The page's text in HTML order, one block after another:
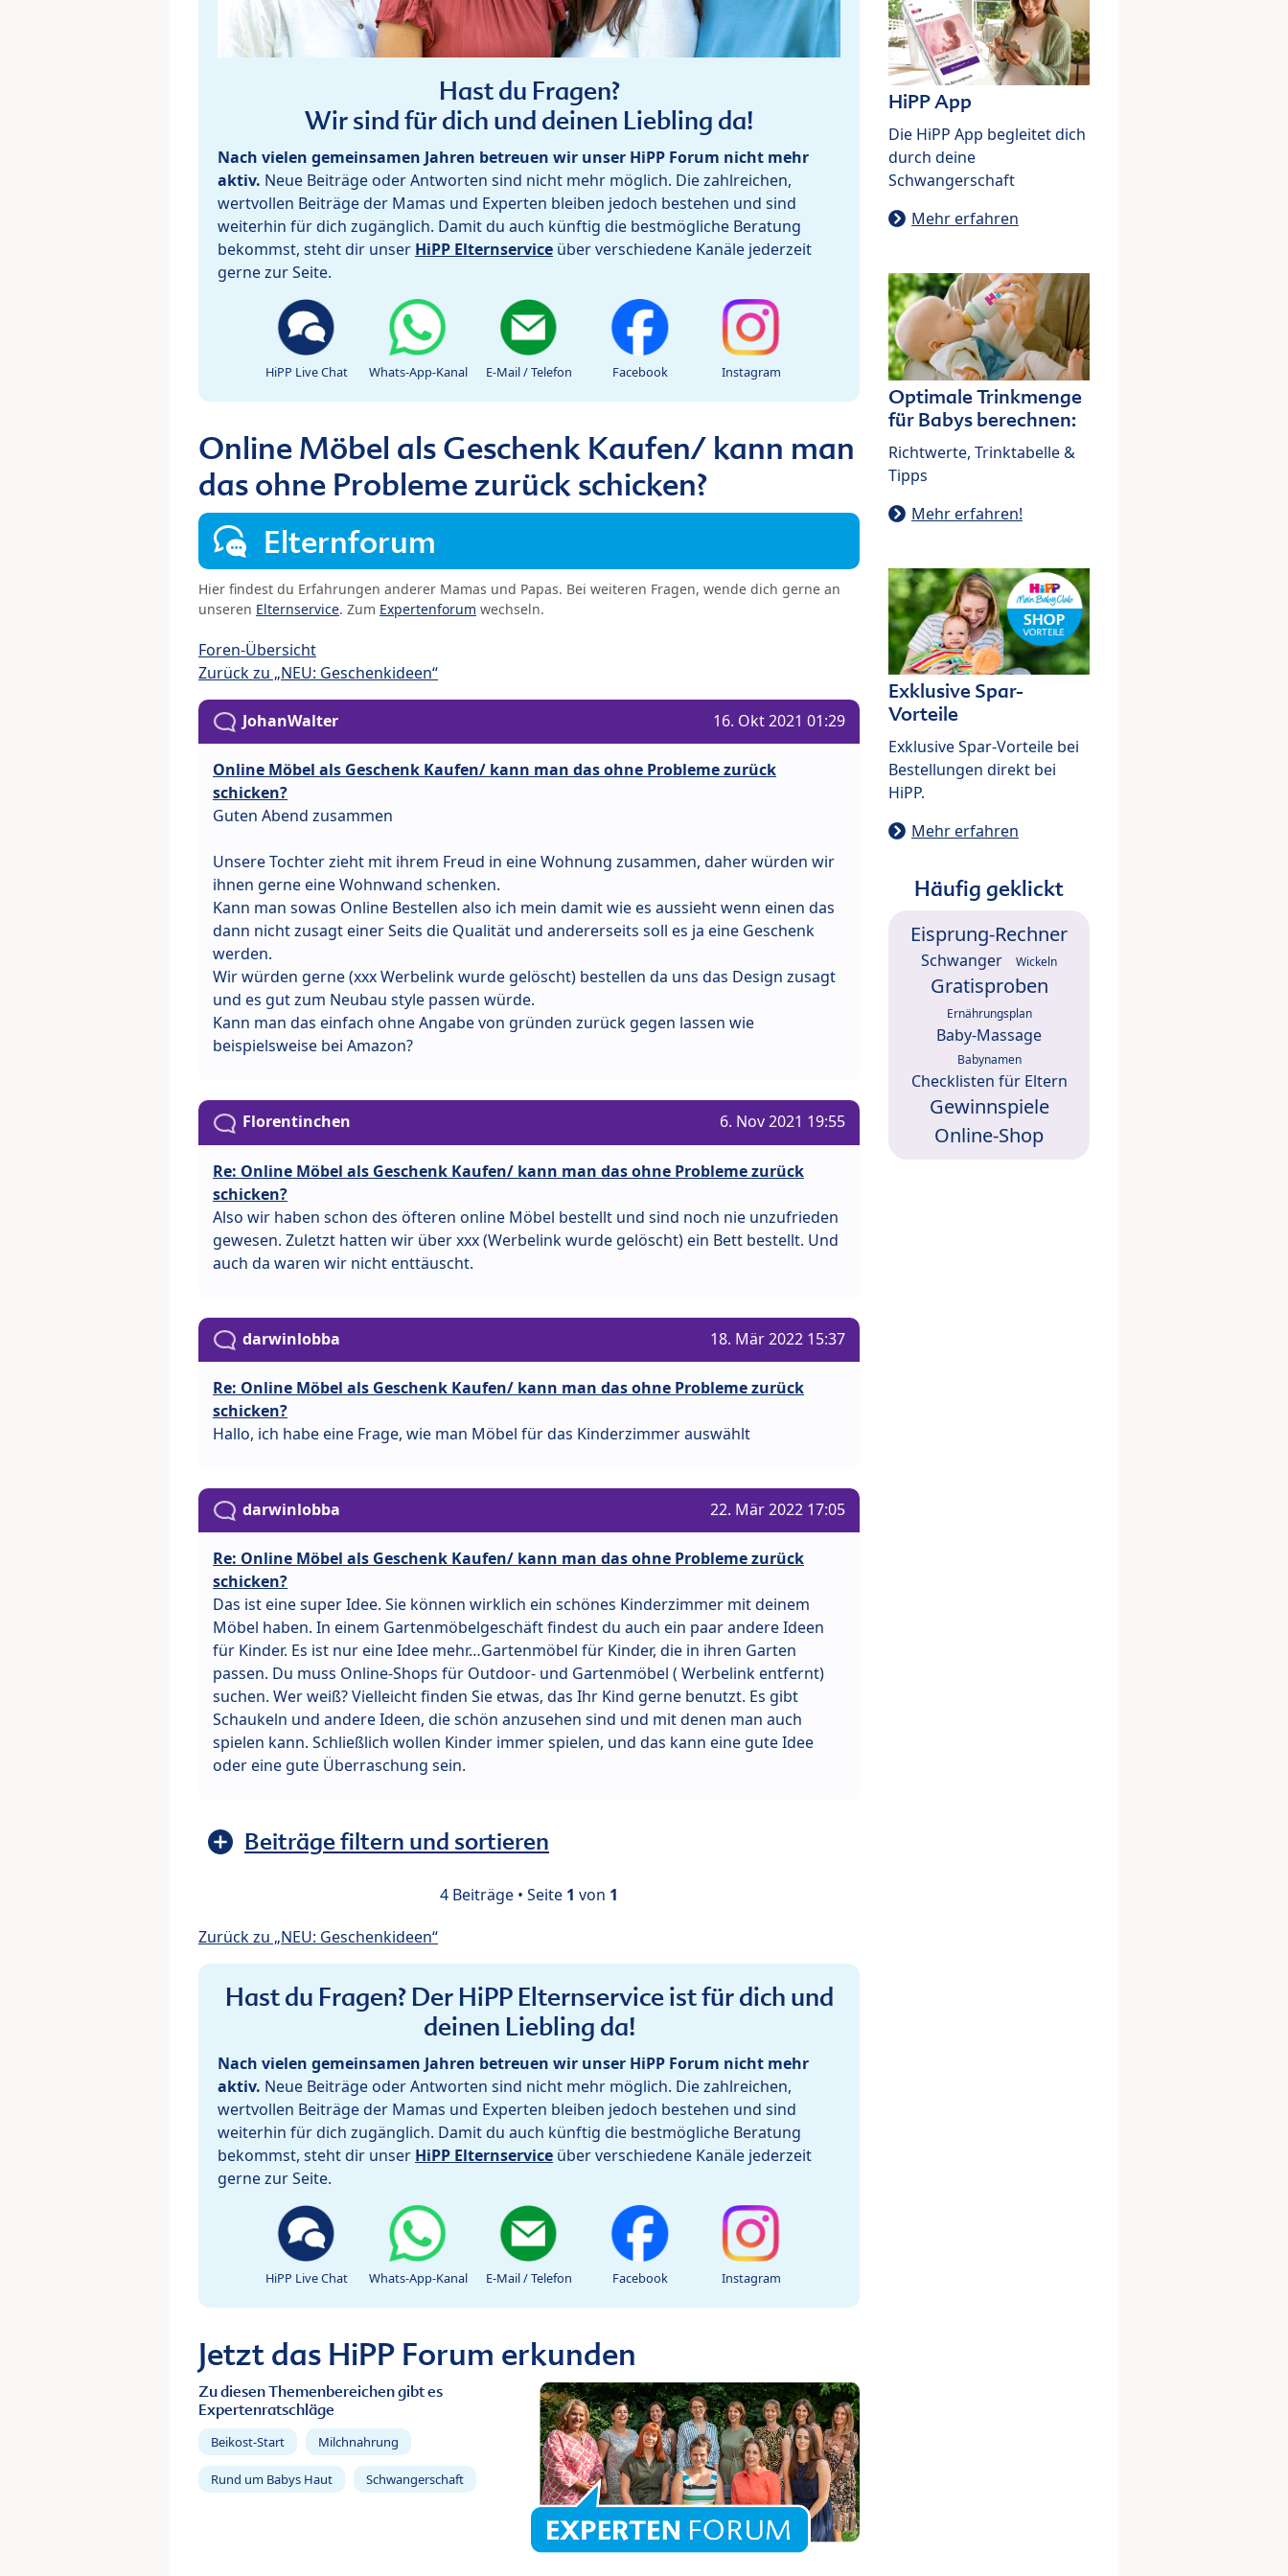
Hast du Fragen?
Wir sind für dich und deinen Liebling da!
Nach vielen gemeinsamen Jahren betreuen wir unser HiPP Forum nicht mehr
aktiv. Neue Beiträge oder Antworten sind nicht mehr möglich. Die zahlreichen,
wertvollen Beiträge der Mamas und Experten bleiben jedoch bestehen und sind
weiterhin für dich zugänglich. Damit du auch künftig die bestmögliche Beratung
bekommst, steht dir unser HiPP Elternservice über verschiedene Kanäle jederzeit
gerne zur Seite.
HiPP Live Chat Whats-App-Kanal E-Mail / Telefon Facebook Instagram
Online Möbel als Geschenk Kaufen/ kann man
das ohne Probleme zurück schicken?
Elternforum
Hier findest du Erfahrungen anderer Mamas und Papas. Bei weiteren Fragen, wende dich gerne an
unseren Elternservice. Zum Expertenforum wechseln.
Foren-Übersicht
Zurück zu „NEU: Geschenkideen“
JohanWalter 16. Okt 2021 01:29
Online Möbel als Geschenk Kaufen/ kann man das ohne Probleme zurück
schicken?
Guten Abend zusammen
Unsere Tochter zieht mit ihrem Freud in eine Wohnung zusammen, daher würden wir
ihnen gerne eine Wohnwand schenken.
Kann man sowas Online Bestellen also ich mein damit wie es aussieht wenn einen das
dann nicht zusagt einer Seits die Qualität und andererseits soll es ja eine Geschenk
werden.
Wir würden gerne (xxx Werbelink wurde gelöscht) bestellen da uns das Design zusagt
und es gut zum Neubau style passen würde.
Kann man das einfach ohne Angabe von gründen zurück gegen lassen wie
beispielsweise bei Amazon?
Florentinchen 6. Nov 2021 19:55
Re: Online Möbel als Geschenk Kaufen/ kann man das ohne Probleme zurück
schicken?
Also wir haben schon des öfteren online Möbel bestellt und sind noch nie unzufrieden
gewesen. Zuletzt hatten wir über xxx (Werbelink wurde gelöscht) ein Bett bestellt. Und
auch da waren wir nicht enttäuscht.
darwinlobba 18. Mär 2022 15:37
Re: Online Möbel als Geschenk Kaufen/ kann man das ohne Probleme zurück
schicken?
Hallo, ich habe eine Frage, wie man Möbel für das Kinderzimmer auswählt
darwinlobba 22. Mär 2022 17:05
Re: Online Möbel als Geschenk Kaufen/ kann man das ohne Probleme zurück
schicken?
Das ist eine super Idee. Sie können wirklich ein schönes Kinderzimmer mit deinem
Möbel haben. In einem Gartenmöbelgeschäft findest du auch ein paar andere Ideen
für Kinder. Es ist nur eine Idee mehr…Gartenmöbel für Kinder, die in ihren Garten
passen. Du muss Online-Shops für Outdoor- und Gartenmöbel ( Werbelink entfernt)
suchen. Wer weiß? Vielleicht finden Sie etwas, das Ihr Kind gerne benutzt. Es gibt
Schaukeln und andere Ideen, die schön anzusehen sind und mit denen man auch
spielen kann. Schließlich wollen Kinder immer spielen, und das kann eine gute Idee
oder eine gute Überraschung sein.
Beiträge filtern und sortieren
4 Beiträge • Seite 1 von 1
Zurück zu „NEU: Geschenkideen“
Hast du Fragen? Der HiPP Elternservice ist für dich und
deinen Liebling da!
Nach vielen gemeinsamen Jahren betreuen wir unser HiPP Forum nicht mehr
aktiv. Neue Beiträge oder Antworten sind nicht mehr möglich. Die zahlreichen,
wertvollen Beiträge der Mamas und Experten bleiben jedoch bestehen und sind
weiterhin für dich zugänglich. Damit du auch künftig die bestmögliche Beratung
bekommst, steht dir unser HiPP Elternservice über verschiedene Kanäle jederzeit
gerne zur Seite.
HiPP Live Chat Whats-App-Kanal E-Mail / Telefon Facebook Instagram
Jetzt das HiPP Forum erkunden
Zu diesen Themenbereichen gibt es
Expertenratschläge
Beikost-Start Milchnahrung
Rund um Babys Haut Schwangerschaft
HiPP App
Die HiPP App begleitet dich
durch deine
Schwangerschaft
Mehr erfahren
Optimale Trinkmenge
für Babys berechnen:
Richtwerte, Trinktabelle &
Tipps
Mehr erfahren!
Exklusive Spar-
Vorteile
Exklusive Spar-Vorteile bei
Bestellungen direkt bei
HiPP.
Mehr erfahren
Häufig geklickt
Eisprung-Rechner
Schwanger Wickeln
Gratisproben
Ernährungsplan
Baby-Massage
Babynamen
Checklisten für Eltern
Gewinnspiele
Online-Shop